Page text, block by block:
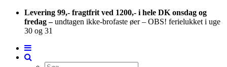
Levering 99,- fragtfrit ved 1200,- i hele DK onsdag og
fredag –undtagen ikke-brofaste øer – OBS! ferielukket i uge
30 og 31